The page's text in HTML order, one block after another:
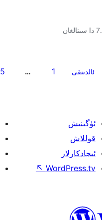
ئالدىنقى 1
…
5
ئۈگىنىش
قوللاش
ئىجادكارلار
WordPress.tv
↖